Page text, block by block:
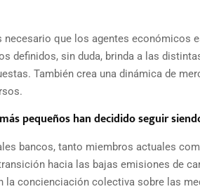
necesario que los agentes económicos
definidos, sin duda, brinda a las
También crea una dinámica de
pequeños han decidido seguir
bancos, tanto miembros actuales
hacia las bajas emisiones de
la concienciación colectiva sobre las